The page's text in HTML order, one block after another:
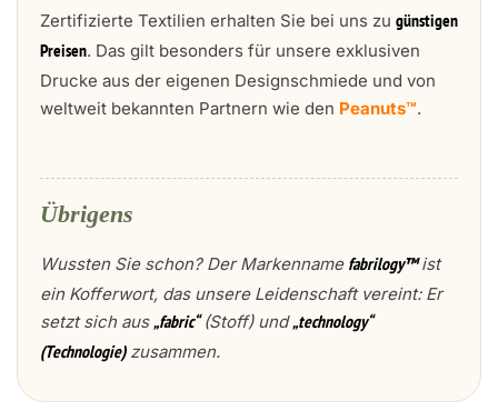
Zertifizierte Textilien erhalten Sie bei uns zu günstigen
Preisen. Das gilt besonders für unsere exklusiven
Drucke aus der eigenen Designschmiede und von
weltweit bekannten Partnern wie den Peanuts™.
Übrigens
Wussten Sie schon? Der Markenname fabrilogy™ist
ein Kofferwort, das unsere Leidenschaft vereint: Er
setzt sich aus„fabric“(Stoff) und„technology“
(Technologie)zusammen.